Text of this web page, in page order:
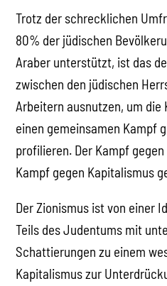
Trotz der schrecklichen
80% der jüdischen
Araber unterstützt, ist das
zwischen den jüdischen
Arbeitern ausnutzen, um die
einen gemeinsamen Kampf
profilieren. Der Kampf
Kampf gegen Kapitalismus
Der Zionismus ist von einer
Teils des Judentums mit
Schattierungen zu einem
Kapitalismus zur